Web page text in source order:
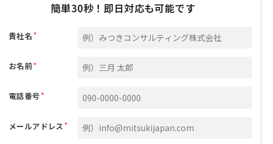
簡単30秒！即日対応も可能です
貴社名 *
お名前*
電話番号 *
メールアドレス *